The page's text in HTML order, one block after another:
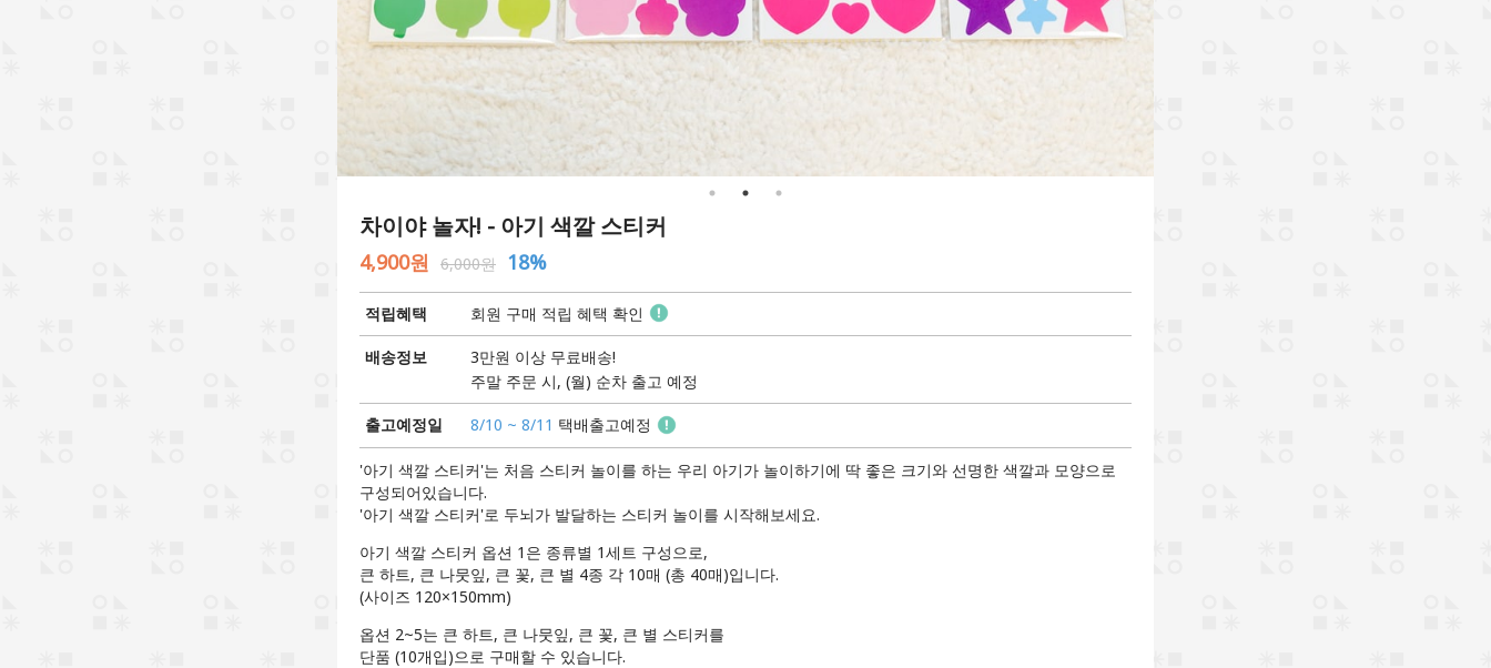
차이야 놀자! - 아기 색깔 스티커
4,900원 6,000원 18%
적립혜택 회원 구매 적립 혜택 확인
배송정보
3만원 이상 무료배송!
주말 주문 시, (월) 순차 출고 예정
출고예정일 8/10 ~ 8/11 택배출고예정
'아기 색깔 스티커'는 처음 스티커 놀이를 하는 우리 아기가 놀이하기에 딱 좋은 크기와 선명한 색깔과 모양으로
구성되어있습니다.
'아기 색깔 스티커'로 두뇌가 발달하는 스티커 놀이를 시작해보세요.
아기 색깔 스티커 옵션 1은 종류별 1세트 구성으로,
큰 하트, 큰 나뭇잎, 큰 꽃, 큰 별 4종 각 10매 (총 40매)입니다.
(사이즈 120×150mm)
옵션 2~5는 큰 하트, 큰 나뭇잎, 큰 꽃, 큰 별 스티커를
단품 (10개입)으로 구매할 수 있습니다.